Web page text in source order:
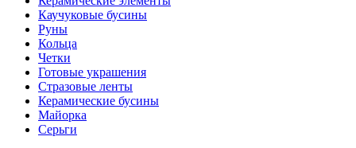
Каучуковые бусины
Руны
Кольца
Четки
Готовые украшения
Стразовые ленты
Керамические бусины
Майорка
Серьги